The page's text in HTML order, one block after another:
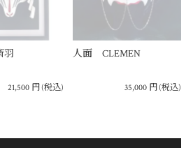
羽
21,500 円(税込)
人面 CLEMEN
35,000 円(税込)